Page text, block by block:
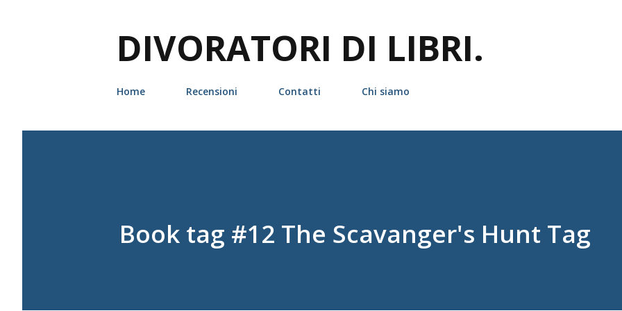
DIVORATORI DI LIBRI.
Home Recensioni Contatti Chi siamo
Book tag #12 The Scavanger's Hunt Tag